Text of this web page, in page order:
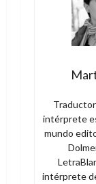
intérprete
mundo
intérprete